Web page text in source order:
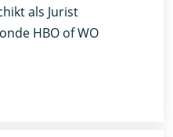
als Jurist
HBO of WO